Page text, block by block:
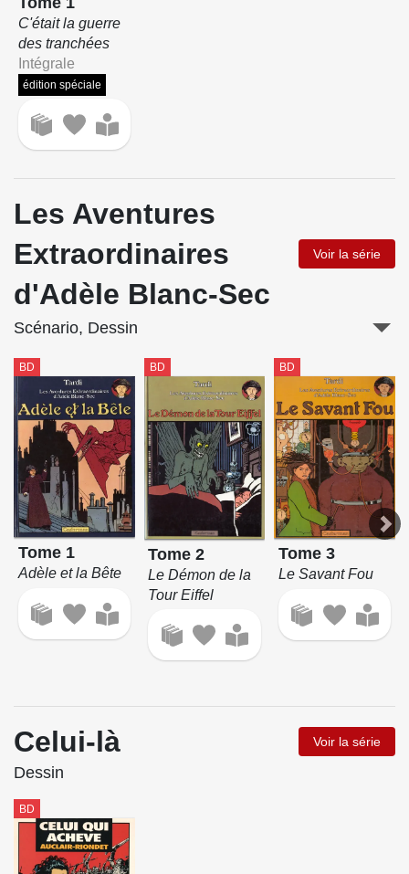
C'était la guerre
des tranchées
Intégrale
édition spéciale
Les Aventures
Extraordinaires
d'Adèle Blanc-Sec
Voir la série
Scénario, Dessin
BD
Tome 1
Adèle et la Bête
BD
Tome 2
Le Démon de la
Tour Eiffel
BD
Tome 3
Le Savant Fou
Celui-là Voir la série
Dessin
BD